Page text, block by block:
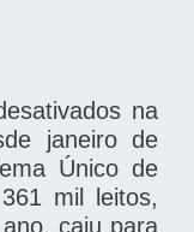
na
janeiro de
Único de
mil leitos,
caiu para